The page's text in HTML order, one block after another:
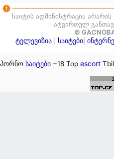
საიტის ადმინისტრაცია
ატვირთულ
©
ტელევიზია| საიტები|
პორნო საიტები +18 Top escort